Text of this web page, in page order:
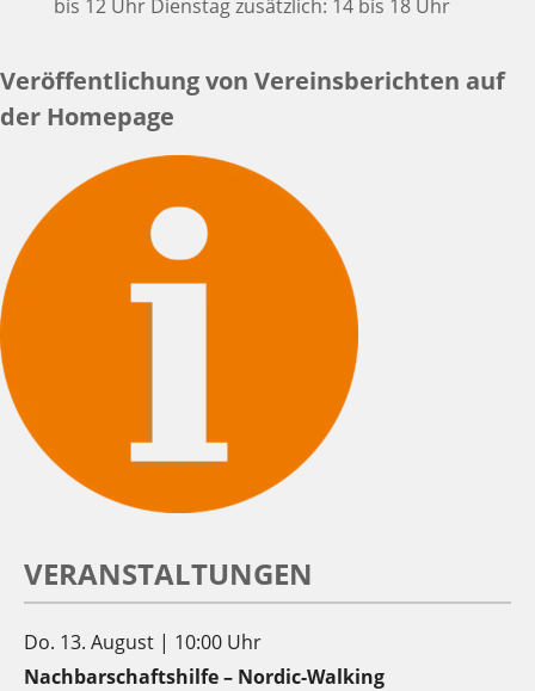
bis 12 Uhr Dienstag zusätzlich: 14 bis 18 Uhr
Veröffentlichung von Vereinsberichten auf
der Homepage
VERANSTALTUNGEN
Do. 13. August | 10:00 Uhr
Nachbarschaftshilfe – Nordic-Walking